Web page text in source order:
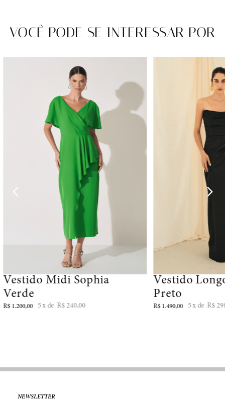
VOCÊ PODE SE INTERESSAR POR
Vestido Midi Sophia
Verde
R$ 1.200,00 5 R$ 240,00
Vestido
Preto
R$ 1.490,00 5 R$
NEWSLETTER